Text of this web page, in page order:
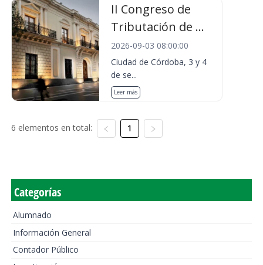
II Congreso de
Tributación de ...
2026-09-03 08:00:00
Ciudad de Córdoba, 3 y 4
de se...
Leer más
6 elementos en total: 1
Categorías
Alumnado
Información General
Contador Público